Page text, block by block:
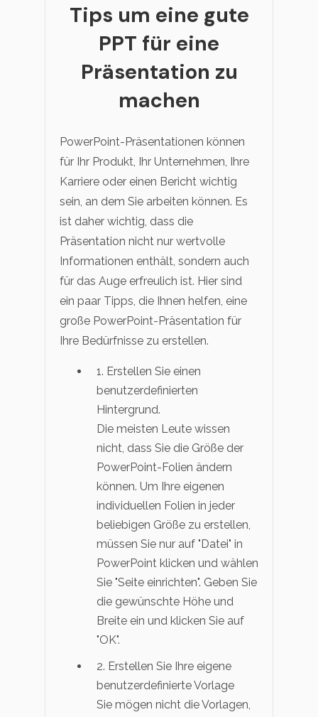
Tips um eine gute
PPT für eine
Präsentation zu
machen
PowerPoint-Präsentationen können
für Ihr Produkt, Ihr Unternehmen, Ihre
Karriere oder einen Bericht wichtig
sein, an dem Sie arbeiten können. Es
ist daher wichtig, dass die
Präsentation nicht nur wertvolle
Informationen enthält, sondern auch
für das Auge erfreulich ist. Hier sind
ein paar Tipps, die Ihnen helfen, eine
große PowerPoint-Präsentation für
Ihre Bedürfnisse zu erstellen.
1. Erstellen Sie einen
benutzerdefinierten
Hintergrund.
Die meisten Leute wissen
nicht, dass Sie die Größe der
PowerPoint-Folien ändern
können. Um Ihre eigenen
individuellen Folien in jeder
beliebigen Größe zu erstellen,
müssen Sie nur auf "Datei" in
PowerPoint klicken und wählen
Sie "Seite einrichten". Geben Sie
die gewünschte Höhe und
Breite ein und klicken Sie auf
"OK".
2. Erstellen Sie Ihre eigene
benutzerdefinierte Vorlage
Sie mögen nicht die Vorlagen,